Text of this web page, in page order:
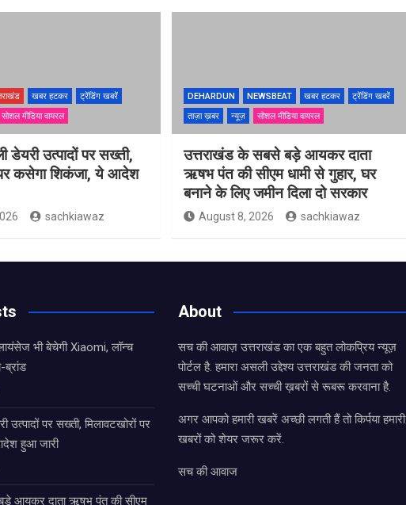
खबर हटकर
ट्रेंडिंग खबरें
सोशल मीडिया वायरल
उत्पादों पर सख्ती,
पर कसेगा शिकंजा, ये आदेश
sachkiawaz
DEHARDUN NEWSBEAT खबर हटकर
ट्रेंडिंग खबरें
ताज़ा ख़बर
न्यूज़ सोशल मीडिया वायरल
उत्तराखंड के सबसे बड़े आयकर दाता
ऋषभ पंत की सीएम धामी से गुहार, घर
बनाने के लिए जमीन दिला दो सरकार
August 8, 2026 sachkiawaz
भी बेचेगी Xiaomi, लॉन्च
ब्रांड
पर सख्ती, मिलावटखोरों पर
हुआ जारी
आयकर दाता ऋषभ पंत की सीएम
About
सच की आवाज़ उत्तराखंड का एक बहुत लोकप्रिय न्यूज़
पोर्टल है. हमारा असली उद्देश्य उत्तराखंड की जनता को
सच्ची घटनाओं और सच्ची ख़बरों से रूबरू करवाना है.
अगर आपको हमारी खबरें अच्छी लगती हैं तो किर्पया हमारी
खबरों को शेयर जरूर करें.
सच की आवाज